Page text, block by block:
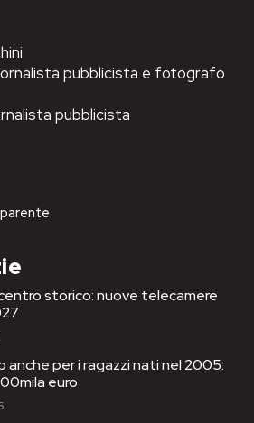
pubblicista e fotografo
pubblicista
storico: nuove telecamere
anche per i ragazzi nati nel 2005:
euro